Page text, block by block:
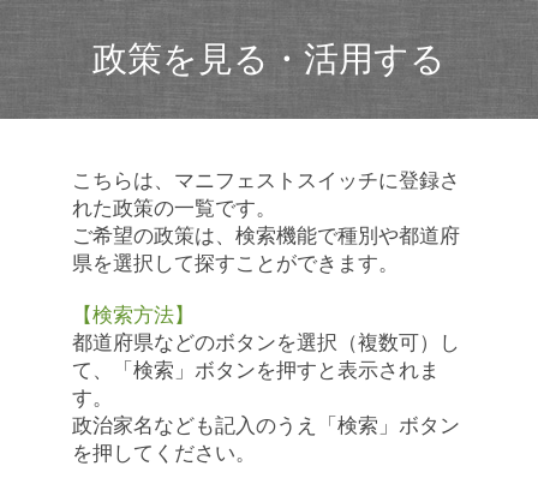
政策を見る・活用する
こちらは、マニフェストスイッチに登録さ
れた政策の一覧です。
ご希望の政策は、検索機能で種別や都道府
県を選択して探すことができます。
【検索方法】
都道府県などのボタンを選択（複数可）し
て、「検索」ボタンを押すと表示されま
す。
政治家名なども記入のうえ「検索」ボタン
を押してください。